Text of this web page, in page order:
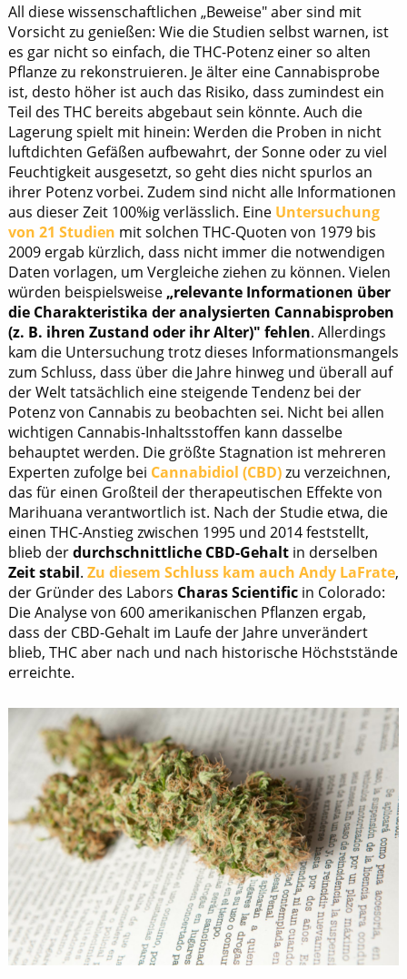
All diese wissenschaftlichen „Beweise" aber sind mit
Vorsicht zu genießen: Wie die Studien selbst warnen, ist
es gar nicht so einfach, die THC-Potenz einer so alten
Pflanze zu rekonstruieren. Je älter eine Cannabisprobe
ist, desto höher ist auch das Risiko, dass zumindest ein
Teil des THC bereits abgebaut sein könnte. Auch die
Lagerung spielt mit hinein: Werden die Proben in nicht
luftdichten Gefäßen aufbewahrt, der Sonne oder zu viel
Feuchtigkeit ausgesetzt, so geht dies nicht spurlos an
ihrer Potenz vorbei. Zudem sind nicht alle Informationen
aus dieser Zeit 100%ig verlässlich. Eine Untersuchung
von 21 Studien mit solchen THC-Quoten von 1979 bis
2009 ergab kürzlich, dass nicht immer die notwendigen
Daten vorlagen, um Vergleiche ziehen zu können. Vielen
würden beispielsweise „relevante Informationen über
die Charakteristika der analysierten Cannabisproben
(z. B. ihren Zustand oder ihr Alter)" fehlen. Allerdings
kam die Untersuchung trotz dieses Informationsmangels
zum Schluss, dass über die Jahre hinweg und überall auf
der Welt tatsächlich eine steigende Tendenz bei der
Potenz von Cannabis zu beobachten sei. Nicht bei allen
wichtigen Cannabis-Inhaltsstoffen kann dasselbe
behauptet werden. Die größte Stagnation ist mehreren
Experten zufolge bei Cannabidiol (CBD)zu verzeichnen,
das für einen Großteil der therapeutischen Effekte von
Marihuana verantwortlich ist. Nach der Studie etwa, die
einen THC-Anstieg zwischen 1995 und 2014 feststellt,
blieb derdurchschnittliche CBD-Gehalt in derselben
Zeit stabil. Zu diesem Schluss kam auch Andy LaFrate,
der Gründer des Labors Charas Scientificin Colorado:
Die Analyse von 600 amerikanischen Pflanzen ergab,
dass der CBD-Gehalt im Laufe der Jahre unverändert
blieb, THC aber nach und nach historische Höchststände
erreichte.